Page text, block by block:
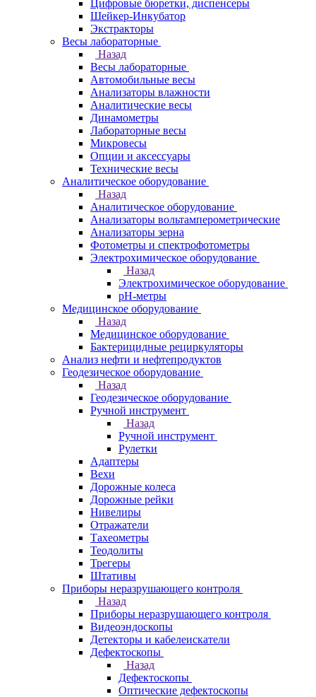
Цифровые бюретки, диспенсеры
Шейкер-Инкубатор
Экстракторы
Весы лабораторные
Назад
Весы лабораторные
Автомобильные весы
Анализаторы влажности
Аналитические весы
Динамометры
Лабораторные весы
Микровесы
Опции и аксессуары
Технические весы
Аналитическое оборудование
Назад
Аналитическое оборудование
Анализаторы вольтамперометрические
Анализаторы зерна
Фотометры и спектрофотометры
Электрохимическое оборудование
Назад
Электрохимическое оборудование
pH-метры
Медицинское оборудование
Назад
Медицинское оборудование
Бактерицидные рециркуляторы
Анализ нефти и нефтепродуктов
Геодезическое оборудование
Назад
Геодезическое оборудование
Ручной инструмент
Назад
Ручной инструмент
Рулетки
Адаптеры
Вехи
Дорожные колеса
Дорожные рейки
Нивелиры
Отражатели
Тахеометры
Теодолиты
Трегеры
Штативы
Приборы неразрушающего контроля
Назад
Приборы неразрушающего контроля
Видеоэндоскопы
Детекторы и кабелеискатели
Дефектоскопы
Назад
Дефектоскопы
Оптические дефектоскопы